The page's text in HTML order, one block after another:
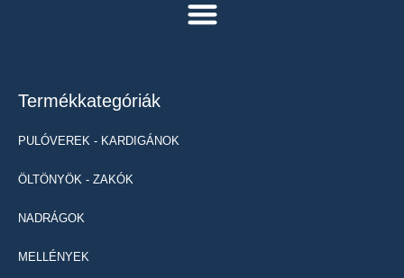
Termékkategóriák
PULÓVEREK - KARDIGÁNOK
ÖLTÖNYÖK - ZAKÓK
NADRÁGOK
MELLÉNYEK